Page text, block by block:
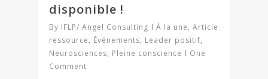
disponible !
By IFLP/ Angel Consulting À la une, Article
ressource, Événements, Leader positif,
Neurosciences, Pleine conscience
One
Comment